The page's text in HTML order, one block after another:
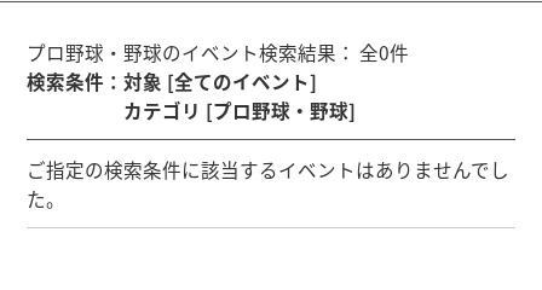
プロ野球・野球のイベント検索結果： 全0件
検索条件 ：対象 [全てのイベント]
カテゴリ [プロ野球・野球]
ご指定の検索条件に該当するイベントはありませんでし
た。